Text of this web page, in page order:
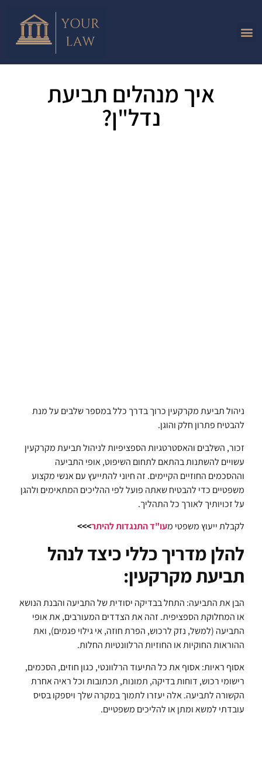
איך מנהלים תביעת
נדל"ן?
ניהול תביעת מקרקעין כרוך בדרך כלל במספר שלבים על מנת
להבטיח פתרון חלק והוגן.
זכור, השלבים והאסטרטגיות הספציפיות לניהול תביעת מקרקעין
עשויים להשתנות בהתאם לתחום השיפוט, אופי התביעה
וההסכמים החוזיים הקיימים. זה חיוני להתייעץ עם אנשי מקצוע
משפטיים כדי להבטיח שאתה פועל לפי ההליכים המתאימים ולהגן
על זכויותיך לאורך כל התהליך.
לקבלת ייעוץ משפטי מעו"ד התנגדות להיתר>>>
להלן מדריך כללי כיצד לנהל
תביעת מקרקעין:
הבן את התביעה: התחל בבדיקה יסודית של התביעה והבנת הנושא
או המחלוקת הספציפית. זהה את הצדדים המעורבים, את אופי
התביעה (למשל, נזק לרכוש, הפרת חוזה, אי גילוי פגמים), ואת
ההוראות החוקיות או החוזיות הרלוונטיות החלות.
אסוף ראיות: אסוף את כל התיעוד הרלוונטי, כגון חוזים, הסכמים,
רישומי רכוש, דוחות בדיקה, תמונות, תכתובות וכל ראיה אחרת
הקשורה לתביעה. אלה יעזרו לתמוך במקרה שלך ויספקו בסיס
עובדתי למשא ומתן או להליכים משפטיים.